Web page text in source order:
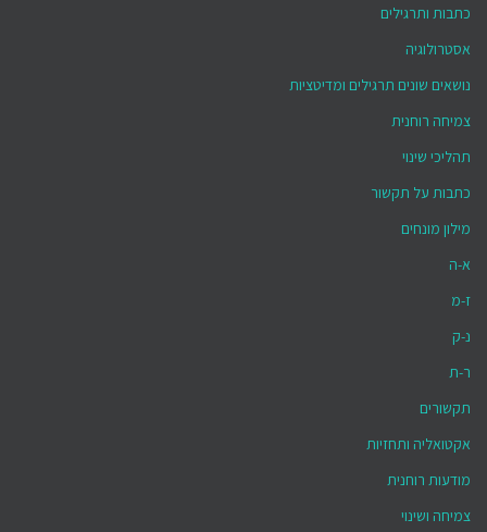
כתבות ותרגילים
אסטרולוגיה
נושאים שונים תרגילים ומדיטציות
צמיחה רוחנית
תהליכי שינוי
כתבות על תקשור
מילון מונחים
א-ה
ז-מ
נ-ק
ר-ת
תקשורים
אקטואליה ותחזיות
מודעות רוחנית
צמיחה ושינוי